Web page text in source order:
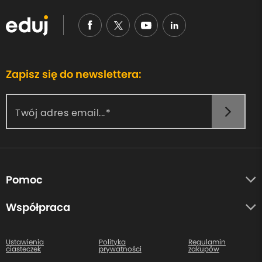
Zapisz się do newslettera:
Twój adres email...
Pomoc
O nas
Centrum pomocy
Kontakt
Współpraca
Ustawienia
ciasteczek
Polityka
prywatności
Regulamin
zakupów